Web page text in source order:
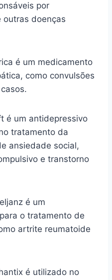
por
outras doenças
é um medicamento
como convulsões
é um antidepressivo
tratamento da
ansiedade social,
e transtorno
é um
o tratamento de
artrite reumatoide
é utilizado no